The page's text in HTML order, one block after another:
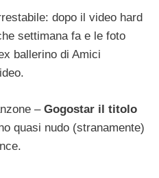
dopo il video hard
settimana fa e le foto
ballerino di Amici
– Gogostar il titolo
quasi nudo (stranamente)